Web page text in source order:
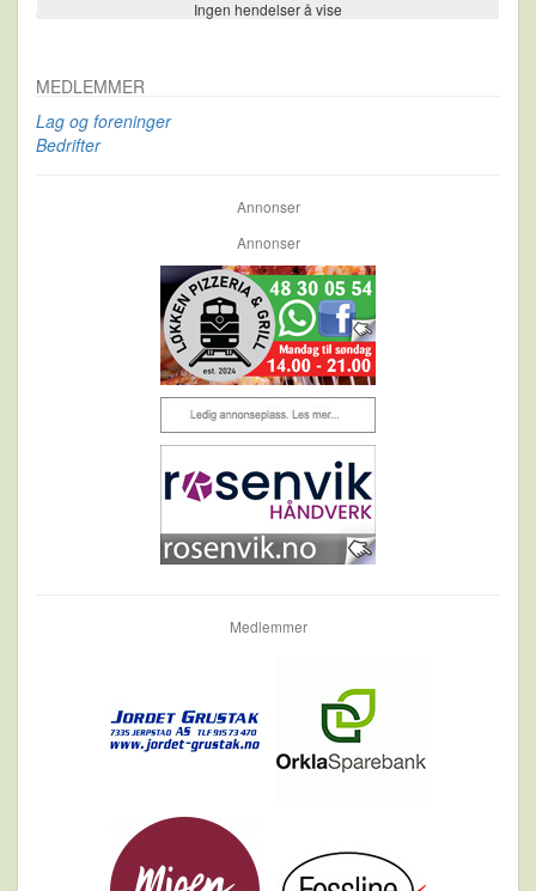
Ingen hendelser å vise
Se flere…
MEDLEMMER
Lag og foreninger
Bedrifter
Annonser
Annonser
Medlemmer